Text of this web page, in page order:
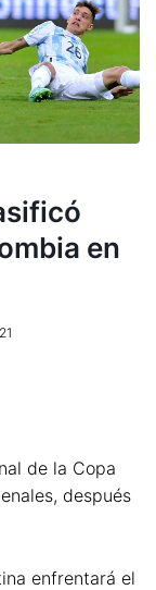
en
de la Copa
después
enfrentará el